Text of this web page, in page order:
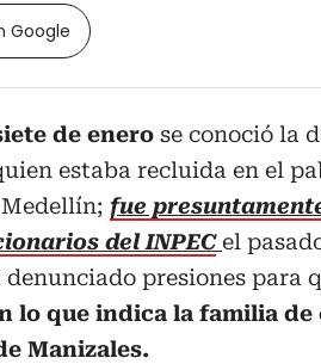
Google
de enero se conoció la
estaba recluida en el
fue
del INPEC el
presiones para
lo que indica la familia
Manizales.